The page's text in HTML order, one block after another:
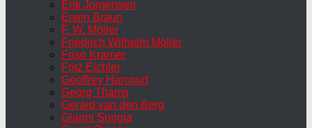
Erik Jorgensen
Erwin Braun
F. W. Möller
Friedrich Wilhelm Möller
Friso Kramer
Fritz Eichler
Geoffrey Harcourt
Georg Thams
Gerard van den Berg
Gianni Songia